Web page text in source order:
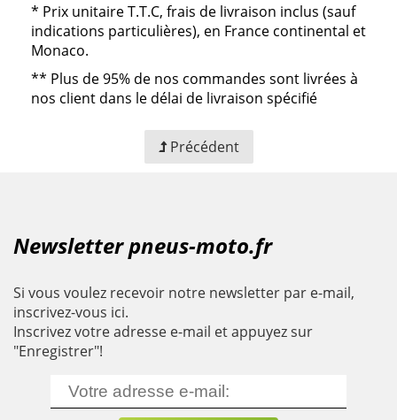
* Prix unitaire T.T.C, frais de livraison inclus (sauf
indications particulières), en France continental et
Monaco.
** Plus de 95% de nos commandes sont livrées à
nos client dans le délai de livraison spécifié
Précédent
Newsletter pneus-moto.fr
Si vous voulez recevoir notre newsletter par e-mail,
inscrivez-vous ici.
Inscrivez votre adresse e-mail et appuyez sur
"Enregistrer"!